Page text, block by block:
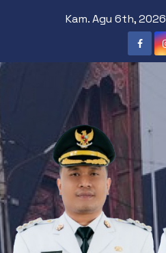
Kam. Agu 6th, 2026